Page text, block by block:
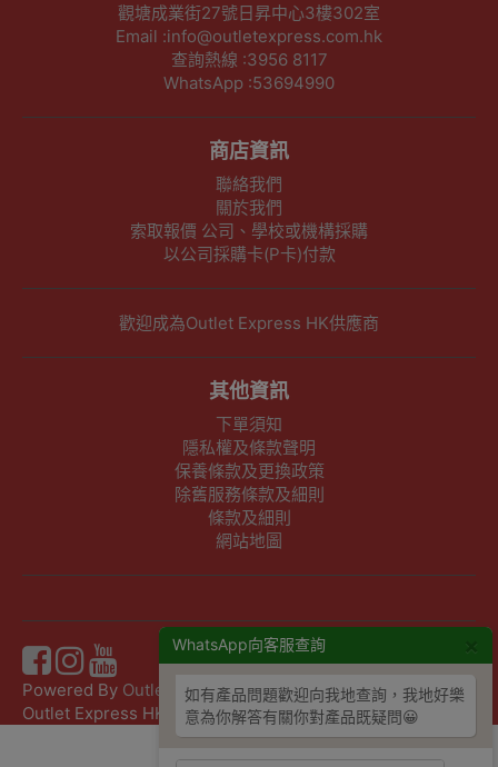
WhatsApp向客服查詢
如有產品問題歡迎向我地查詢，我地好樂
意為你解答有關你對產品既疑問😀
觀塘成業街27號日昇中心3樓302室
Email :info@outletexpress.com.hk
查詢熱線 :3956 8117
WhatsApp :53694990
商店資訊
聯絡我們
關於我們
索取報價 公司、學校或機構採購
以公司採購卡(P卡)付款
歡迎成為Outlet Express HK供應商
其他資訊
下單須知
隱私權及條款聲明
保養條款及更換政策
除舊服務條款及細則
條款及細則
網站地圖
Powered By Outlet Express HK
Outlet Express HK 生活百貨城 © 2026 ,Since 2016